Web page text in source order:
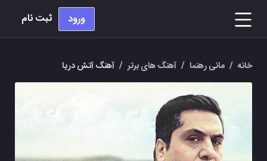
ورود ثبت نام
خانه / مانی رهنما / آهنگ های برتر / آهنگ آتش دریا